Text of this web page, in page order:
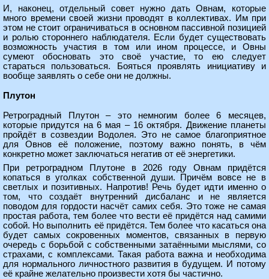
И, наконец, отдельный совет нужно дать Овнам, которые
много времени своей жизни проводят в коллективах. Им при
этом не стоит ограничиваться в основном пассивной позицией
и ролью стороннего наблюдателя. Если будет существовать
возможность участия в том или ином процессе, и Овны
сумеют обосновать это своё участие, то ею следует
стараться пользоваться. Бояться проявлять инициативу и
вообще заявлять о себе они не должны.
Плутон
Ретроградный Плутон – это немногим более 6 месяцев,
которые придутся на 6 мая – 16 октября. Движение планеты
пройдёт в созвездии Водолея. Это не самое благоприятное
для Овнов её положение, поэтому важно понять, в чём
конкретно может заключаться негатив от её энергетики.
При ретроградном Плутоне в 2026 году Овнам придётся
копаться в уголках собственной души. Причём вовсе не в
светлых и позитивных. Напротив! Речь будет идти именно о
том, что создаёт внутренний дисбаланс и не является
поводом для гордости насчёт самих себя. Это тоже не самая
простая работа, тем более что вести её придётся над самими
собой. Но выполнить её придётся. Тем более что касаться она
будет самых сокровенных моментов, связанных в первую
очередь с борьбой с собственными затаёнными мыслями, со
страхами, с комплексами. Такая работа важна и необходима
для нормального личностного развития в будущем. И потому
её крайне желательно произвести хотя бы частично.